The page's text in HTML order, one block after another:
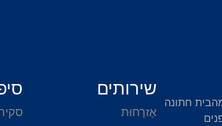
חתונה
שירותים
אֶזרָחוּת